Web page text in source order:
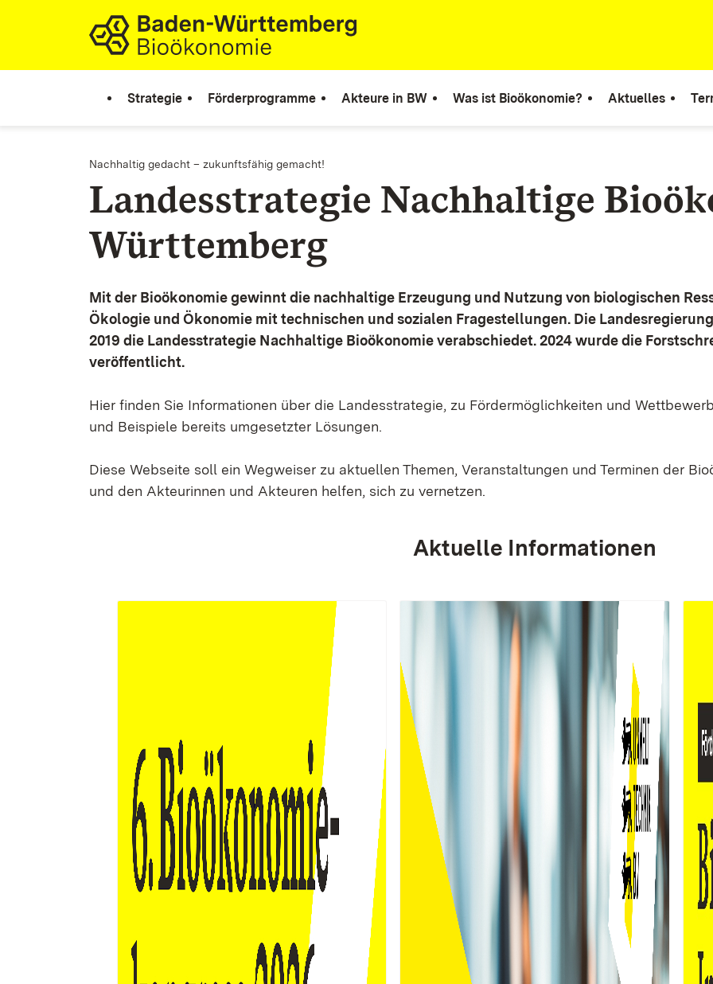
Zum Inhalt springen
Link zur Startseite
Strategie Förderprogramme Akteure in BW Was ist Bioökonomie? Aktuelles
Nachhaltig gedacht – zukunftsfähig gemacht!
Landesstrategie Nachhaltige
Württemberg
Mit der Bioökonomie gewinnt die nachhaltige Erzeugung und Nutzung von biologischen
Ökologie und Ökonomie mit technischen und sozialen Fragestellungen. Die
2019 die Landesstrategie Nachhaltige Bioökonomie verabschiedet. 2024 wurde die
veröffentlicht.
Hier finden Sie Informationen über die Landesstrategie, zu Fördermöglichkeiten und
und Beispiele bereits umgesetzter Lösungen.
Diese Webseite soll ein Wegweiser zu aktuellen Themen, Veranstaltungen und Terminen der
und den Akteurinnen und Akteuren helfen, sich zu vernetzen.
Aktuelle Informationen